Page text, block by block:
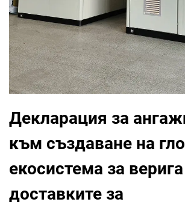
Декларация за
към създаване на
екосистема за
доставките за